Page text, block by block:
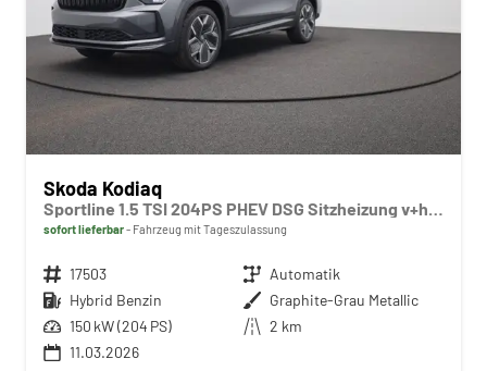
Skoda Kodiaq
Sportline 1.5 TSI 204PS PHEV DSG Sitzheizung v+h Frontscheibe beheizb. 20"LM schwenkb. AHK elektr. PanoDach Alcantara PDC Rückf.Kamera Klimaautomatik Lenkradheizung Navi Apple CarPlay Android Auto 2xKeyless vollelektr. Reichweite 116KM
sofort lieferbar Fahrzeug mit Tageszulassung
Fahrzeugnr. 17503 Getriebe Automatik
Kraftstoff Hybrid Benzin Außenfarbe Graphite-Grau Metallic
Leistung 150 kW (204 PS) Kilometerstand 2 km
11.03.2026